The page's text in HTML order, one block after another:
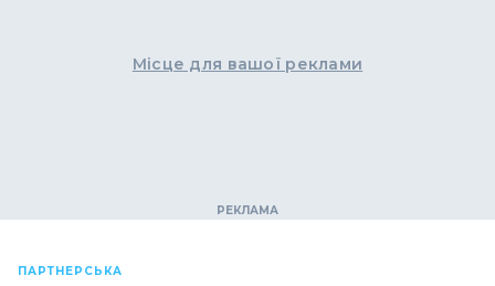
Місце для вашої реклами
ПАРТНЕРСЬКА